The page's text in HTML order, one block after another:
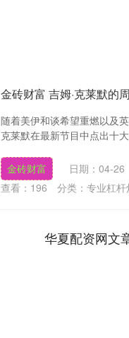
金砖财富 吉姆·克莱默的
随着美伊和谈希望重燃以及
克莱默在最新节目中点出十
金砖财富 日期：04-26
查看： 196 分类： 专业杠杆
华夏配资网文